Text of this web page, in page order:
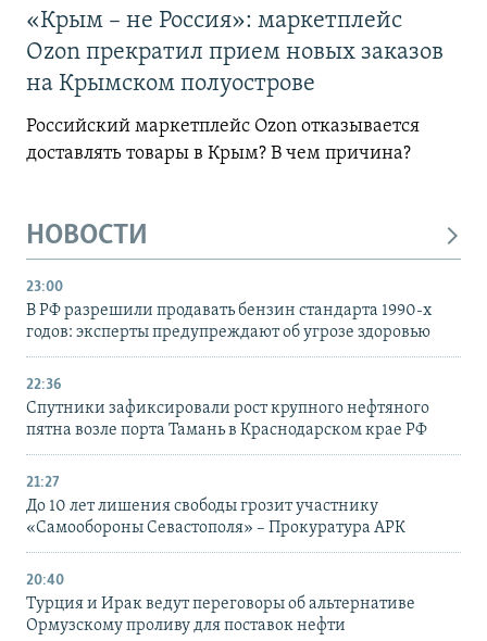
«Крым – не Россия»: маркетплейс
Ozon прекратил прием новых заказов
на Крымском полуострове
Российский маркетплейс Ozon отказывается
доставлять товары в Крым? В чем причина?
НОВОСТИ
23:00
В РФ разрешили продавать бензин стандарта 1990-х
годов: эксперты предупреждают об угрозе здоровью
22:36
Спутники зафиксировали рост крупного нефтяного
пятна возле порта Тамань в Краснодарском крае РФ
21:27
До 10 лет лишения свободы грозит участнику
«Самообороны Севастополя» – Прокуратура АРК
20:40
Турция и Ирак ведут переговоры об альтернативе
Ормузскому проливу для поставок нефти